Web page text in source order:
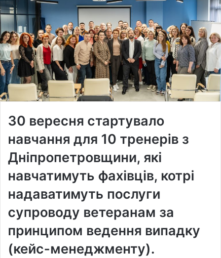
30 вересня стартувало
навчання для 10 тренерів з
Дніпропетровщини, які
навчатимуть фахівців, котрі
надаватимуть послуги
супроводу ветеранам за
принципом ведення випадку
(кейс-менеджменту).